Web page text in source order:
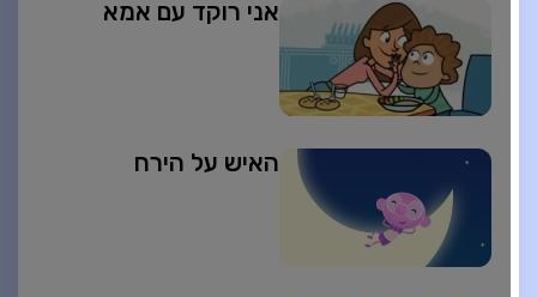
אני רוקד עם אמא
האיש על הירח